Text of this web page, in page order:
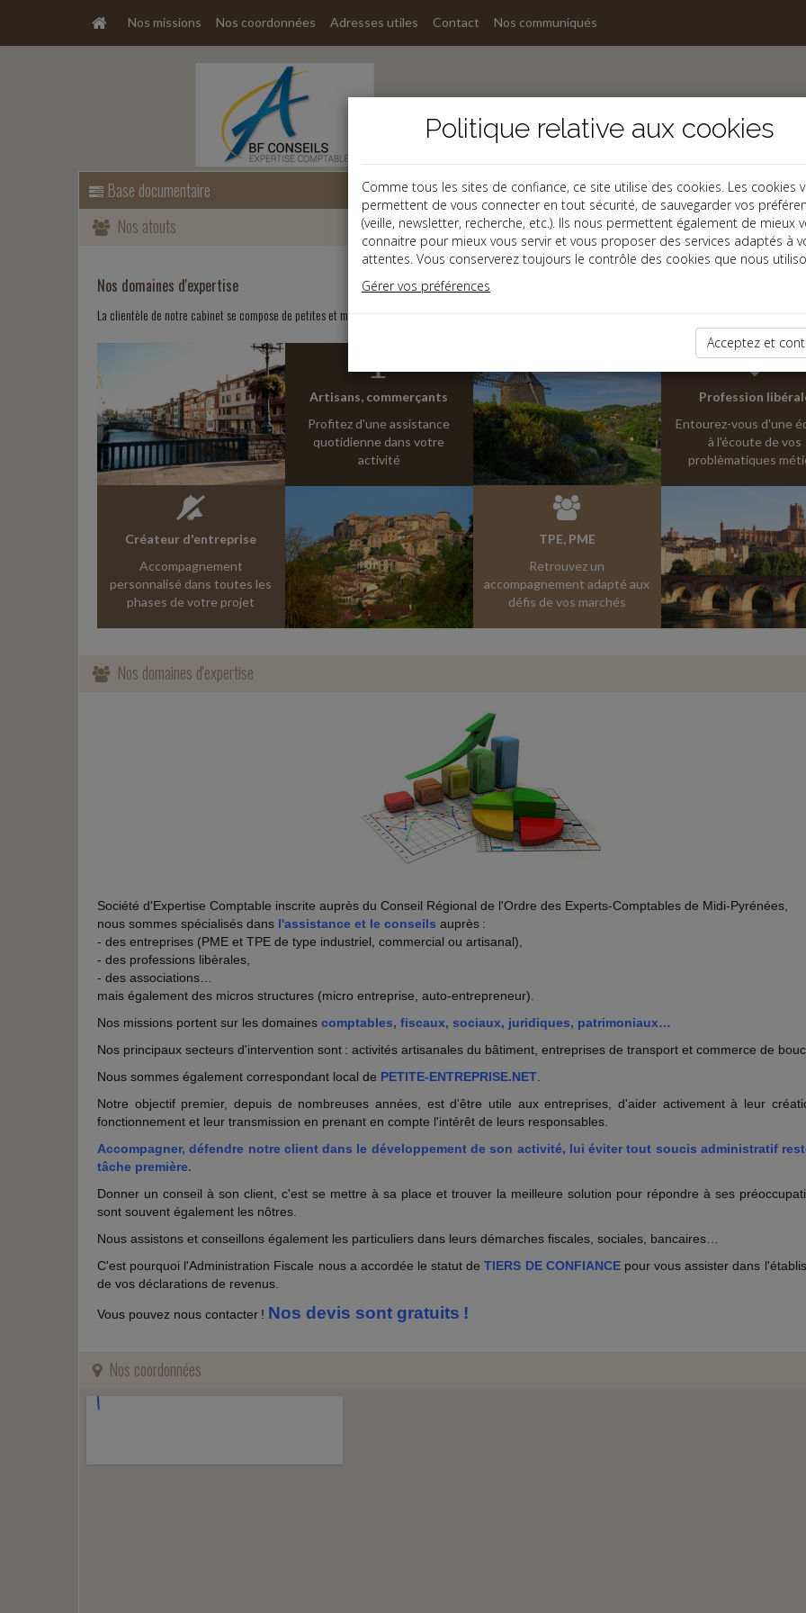
Nos missions Nos coordonnées Adresses utiles Contact Nos communiqués
Base documentaire
Nos atouts
Nos domaines d'expertise
La clientèle de notre cabinet se compose de petites et moyennes entreprises œuvrant dans les domaines économiques les plus diversifiés.
Créateur d'entreprise
Accompagnement
personnalisé dans toutes les
phases de votre projet
Artisans, commerçants
Profitez d'une assistance
quotidienne dans votre
activité
TPE, PME
Retrouvez un
accompagnement adapté aux
défis de vos marchés
Profession
Entourez-vous d'une
à l'écoute de vos
problèmatiques
Nos domaines d'expertise
Société d'Expertise Comptable inscrite auprès du Conseil Régional de l'Ordre des Experts-Comptables de Midi-Pyrénées,
nous sommes spécialisés dans l'assistance et le conseils auprès :
- des entreprises (PME et TPE de type industriel, commercial ou artisanal),
- des professions libèrales,
- des associations…
mais également des micros structures (micro entreprise, auto-entrepreneur).
Nos missions portent sur les domaines comptables, fiscaux, sociaux, juridiques, patrimoniaux…
Nos principaux secteurs d'intervention sont : activités artisanales du bâtiment, entreprises de transport et commerce de
Nous sommes également correspondant local de PETITE-ENTREPRISE.NET.
Notre objectif premier, depuis de nombreuses années, est d'être utile aux entreprises, d'aider activement à leur
fonctionnement et leur transmission en prenant en compte l'intérêt de leurs responsables.
Accompagner, défendre notre client dans le développement de son activité, lui éviter tout soucis administratif
tâche première.
Donner un conseil à son client, c'est se mettre à sa place et trouver la meilleure solution pour répondre à ses
sont souvent également les nôtres.
Nous assistons et conseillons également les particuliers dans leurs démarches fiscales, sociales, bancaires…
C'est pourquoi l'Administration Fiscale nous a accordée le statut deTIERS DE CONFIANCE pour vous assister dans
de vos déclarations de revenus.
Vous pouvez nous contacter ! Nos devis sont gratuits !
Nos coordonnées
Politique relative aux cookies
Comme tous les sites de confiance, ce site utilise des cookies. Les cookies
permettent de vous connecter en tout sécurité, de sauvegarder vos
(veille, newsletter, recherche, etc.). Ils nous permettent également de mieux
connaitre pour mieux vous servir et vous proposer des services adaptés à
attentes. Vous conserverez toujours le contrôle des cookies que nous
Gérer vos préférences
Acceptez et